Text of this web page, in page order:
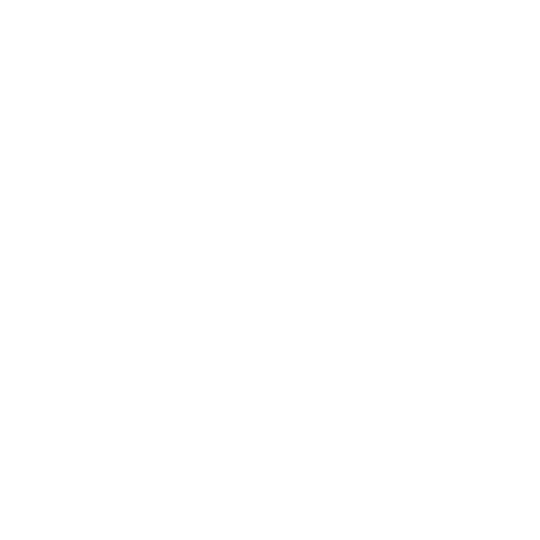
koutem a samostatnou vanou, maku-up zrcátko, WiFi, župany a pantofle, polštářové menu, žehlicí set, plochá TV s
minibar, set pro přípravu kávy a čaje.
uvolnit se a načerpat nové síly, včetně plně vybaveného fitness centra a Shangri-La's signature Chi, The Spa.